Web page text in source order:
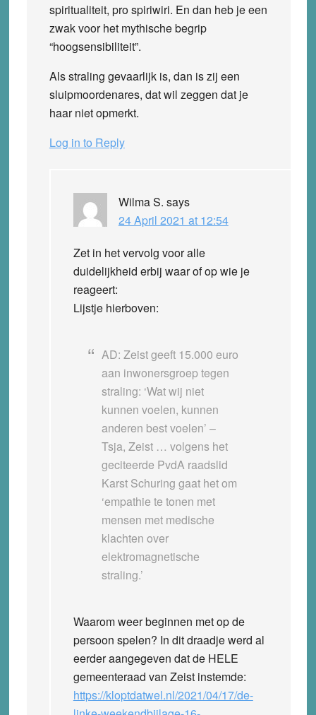
spiritualiteit, pro spiriwiri. En dan heb je een
zwak voor het mythische begrip
“hoogsensibiliteit”.
Als straling gevaarlijk is, dan is zij een
sluipmoordenares, dat wil zeggen dat je
haar niet opmerkt.
Log in to Reply
Wilma S. says
24 April 2021 at 12:54
Zet in het vervolg voor alle
duidelijkheid erbij waar of op wie je
reageert:
Lijstje hierboven:
AD: Zeist geeft 15.000 euro
aan inwonersgroep tegen
straling: ‘Wat wij niet
kunnen voelen, kunnen
anderen best voelen’ –
Tsja, Zeist … volgens het
geciteerde PvdA raadslid
Karst Schuring gaat het om
‘empathie te tonen met
mensen met medische
klachten over
elektromagnetische
straling.’
Waarom weer beginnen met op de
persoon spelen? In dit draadje werd al
eerder aangegeven dat de HELE
gemeenteraad van Zeist instemde:
https://kloptdatwel.nl/2021/04/17/de-